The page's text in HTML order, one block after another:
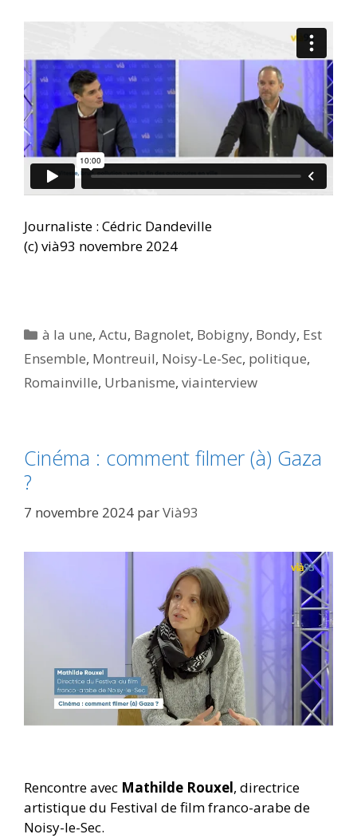
Journaliste : Cédric Dandeville
(c) vià93 novembre 2024
Catégories
à la une,Actu, Bagnolet, Bobigny, Bondy, Est
Ensemble, Montreuil, Noisy-Le-Sec, politique,
Romainville, Urbanisme, viainterview
Cinéma : comment filmer (à) Gaza
?
7 novembre 2024 parVià93
Rencontre avec Mathilde Rouxel, directrice
artistique du Festival de film franco-arabe de
Noisy-le-Sec.